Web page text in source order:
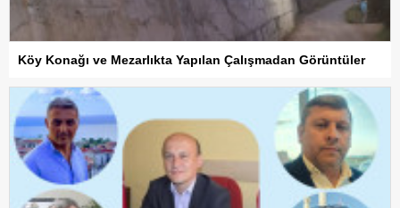
Köy Konağı ve Mezarlıkta Yapılan Çalışmadan Görüntüler